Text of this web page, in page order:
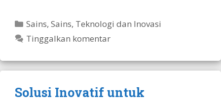
Kategori
Sains,Sains, Teknologi dan Inovasi
Tinggalkan komentar
Solusi Inovatif untuk